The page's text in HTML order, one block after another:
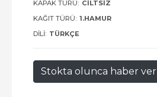
KAPAK TÜRÜ: CILTSIZ
KAĞIT TÜRÜ: 1.HAMUR
DILI: TÜRKÇE
Stokta olunca haber ver